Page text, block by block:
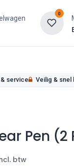
0
service Veilig & snel
Pen (2
btw